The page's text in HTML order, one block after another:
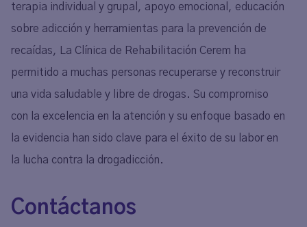
terapia individual y grupal, apoyo emocional, educación
sobre adicción y herramientas para la prevención de
recaídas, La Clínica de Rehabilitación Cerem ha
permitido a muchas personas recuperarse y reconstruir
una vida saludable y libre de drogas. Su compromiso
con la excelencia en la atención y su enfoque basado en
la evidencia han sido clave para el éxito de su labor en
la lucha contra la drogadicción.
Contáctanos